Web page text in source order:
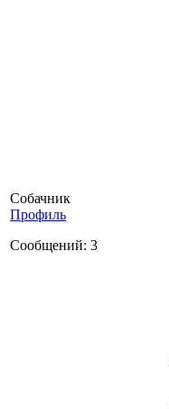
Собачник
Профиль
Сообщений: 3